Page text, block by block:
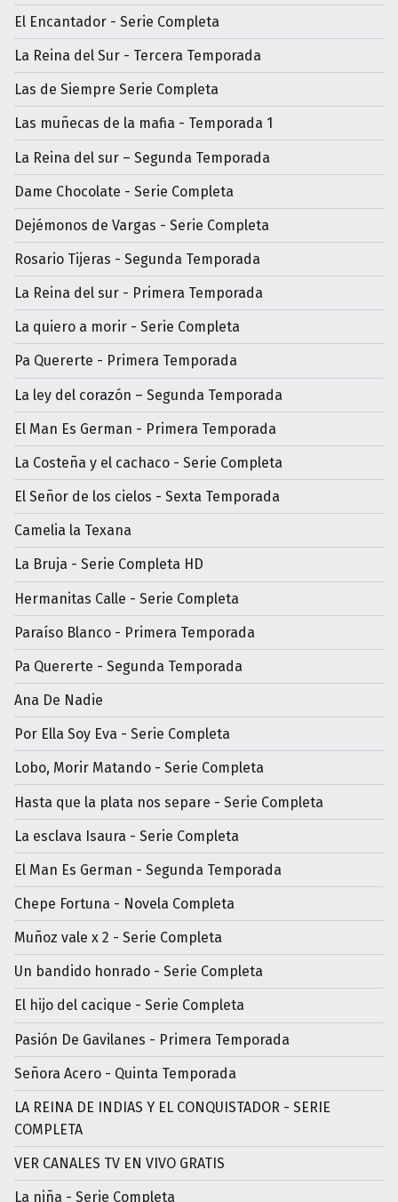
El Encantador - Serie Completa
La Reina del Sur - Tercera Temporada
Las de Siempre Serie Completa
Las muñecas de la mafia - Temporada 1
La Reina del sur – Segunda Temporada
Dame Chocolate - Serie Completa
Dejémonos de Vargas - Serie Completa
Rosario Tijeras - Segunda Temporada
La Reina del sur - Primera Temporada
La quiero a morir - Serie Completa
Pa Quererte - Primera Temporada
La ley del corazón – Segunda Temporada
El Man Es German - Primera Temporada
La Costeña y el cachaco - Serie Completa
El Señor de los cielos - Sexta Temporada
Camelia la Texana
La Bruja - Serie Completa HD
Hermanitas Calle - Serie Completa
Paraíso Blanco - Primera Temporada
Pa Quererte - Segunda Temporada
Ana De Nadie
Por Ella Soy Eva - Serie Completa
Lobo, Morir Matando - Serie Completa
Hasta que la plata nos separe - Serie Completa
La esclava Isaura - Serie Completa
El Man Es German - Segunda Temporada
Chepe Fortuna - Novela Completa
Muñoz vale x 2 - Serie Completa
Un bandido honrado - Serie Completa
El hijo del cacique - Serie Completa
Pasión De Gavilanes - Primera Temporada
Señora Acero - Quinta Temporada
LA REINA DE INDIAS Y EL CONQUISTADOR - SERIE
COMPLETA
VER CANALES TV EN VIVO GRATIS
La niña - Serie Completa